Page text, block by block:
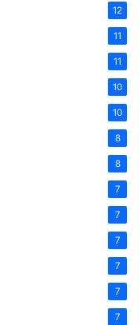
12
11
11
10
10
8
8
7
7
7
7
7
7